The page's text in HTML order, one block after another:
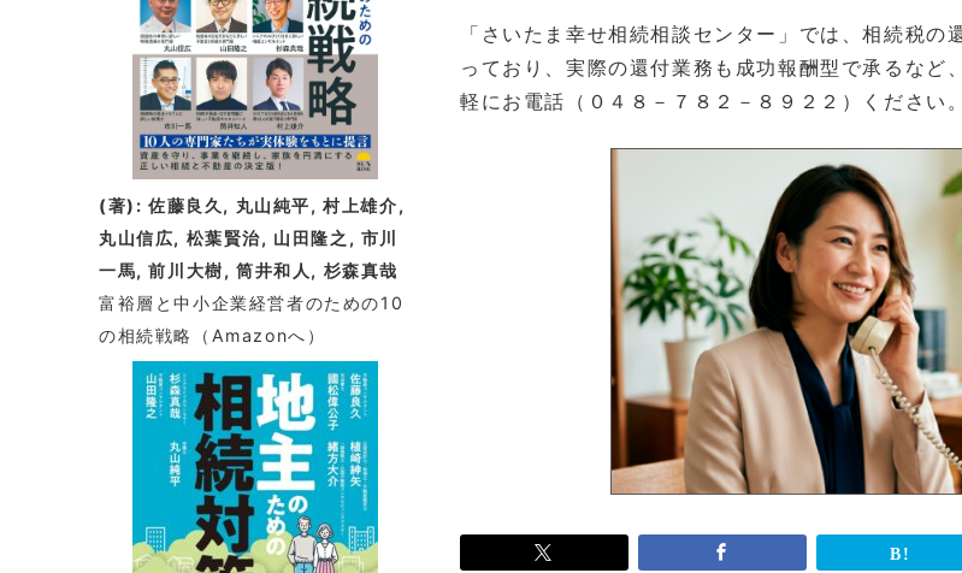
「さいたま幸せ相続相談センター」では、相続税
っており、実際の還付業務も成功報酬型で承るな
軽にお電話（０４８－７８２－８９２２）ください。
(著): 佐藤良久, 丸山純平, 村上雄介,
丸山信広, 松葉賢治, 山田隆之, 市川
一馬, 前川大樹, 筒井和人, 杉森真哉
富裕層と中小企業経営者のための10
の相続戦略
（Amazonへ）